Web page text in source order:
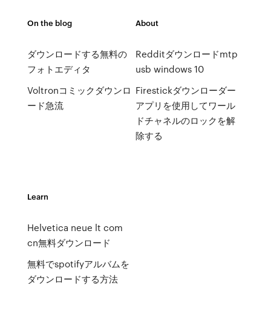
On the blog
ダウンロードする無料の
フォトエディタ
Voltronコミックダウンロ
ード急流
About
Redditダウンロードmtp
usb windows 10
Firestickダウンローダー
アプリを使用してワール
ドチャネルのロックを解
除する
Learn
Helvetica neue lt com
cn無料ダウンロード
無料でspotifyアルバムを
ダウンロードする方法